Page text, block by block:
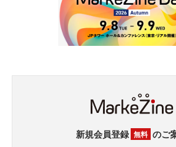
新規会員登録 無料 のご